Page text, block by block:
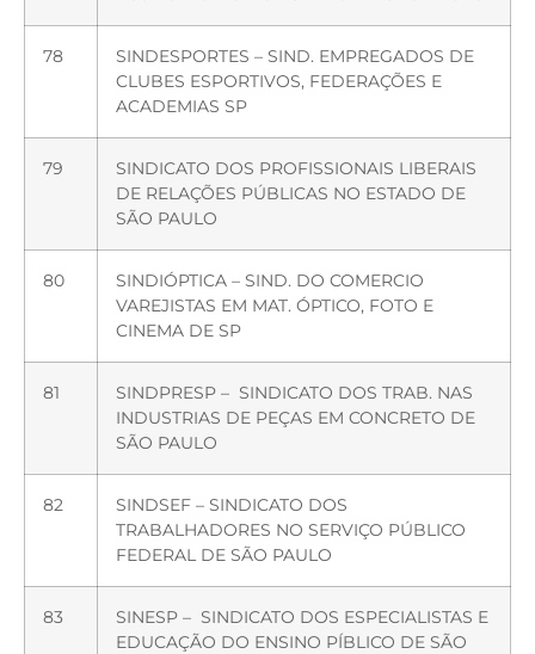
78
SINDESPORTES – SIND. EMPREGADOS DE
CLUBES ESPORTIVOS, FEDERAÇÕES E
ACADEMIAS SP
79
SINDICATO DOS PROFISSIONAIS LIBERAIS
DE RELAÇÕES PÚBLICAS NO ESTADO DE
SÃO PAULO
80
SINDIÓPTICA – SIND. DO COMERCIO
VAREJISTAS EM MAT. ÓPTICO, FOTO E
CINEMA DE SP
81
SINDPRESP – SINDICATO DOS TRAB. NAS
INDUSTRIAS DE PEÇAS EM CONCRETO DE
SÃO PAULO
82
SINDSEF – SINDICATO DOS
TRABALHADORES NO SERVIÇO PÚBLICO
FEDERAL DE SÃO PAULO
83
SINESP – SINDICATO DOS ESPECIALISTAS E
EDUCAÇÃO DO ENSINO PÍBLICO DE SÃO